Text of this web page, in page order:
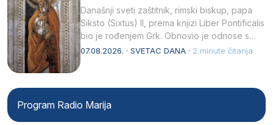
Današnji sveti zaštitnik, rimski biskup, papa
Siksto (Sixtus) II, prema knjizi Liber Pontificalis
bio je rođenjem Grk. Obnovio je odnose s
afričkim…
07.08.2026. · SVETAC DANA · 2 minute čitanja
Program Radio Marija